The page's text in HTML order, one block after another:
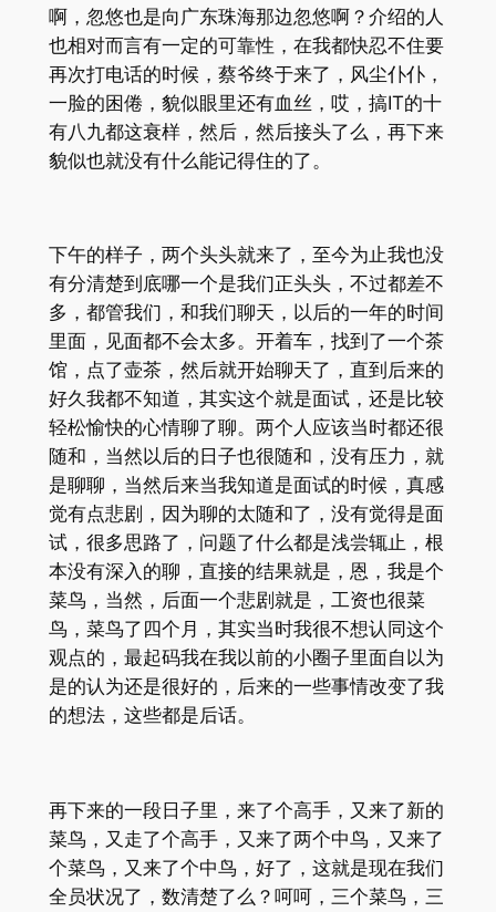
啊，忽悠也是向广东珠海那边忽悠啊？介绍的人
也相对而言有一定的可靠性，在我都快忍不住要
再次打电话的时候，蔡爷终于来了，风尘仆仆，
一脸的困倦，貌似眼里还有血丝，哎，搞IT的十
有八九都这衰样，然后，然后接头了么，再下来
貌似也就没有什么能记得住的了。
下午的样子，两个头头就来了，至今为止我也没
有分清楚到底哪一个是我们正头头，不过都差不
多，都管我们，和我们聊天，以后的一年的时间
里面，见面都不会太多。开着车，找到了一个茶
馆，点了壶茶，然后就开始聊天了，直到后来的
好久我都不知道，其实这个就是面试，还是比较
轻松愉快的心情聊了聊。两个人应该当时都还很
随和，当然以后的日子也很随和，没有压力，就
是聊聊，当然后来当我知道是面试的时候，真感
觉有点悲剧，因为聊的太随和了，没有觉得是面
试，很多思路了，问题了什么都是浅尝辄止，根
本没有深入的聊，直接的结果就是，恩，我是个
菜鸟，当然，后面一个悲剧就是，工资也很菜
鸟，菜鸟了四个月，其实当时我很不想认同这个
观点的，最起码我在我以前的小圈子里面自以为
是的认为还是很好的，后来的一些事情改变了我
的想法，这些都是后话。
再下来的一段日子里，来了个高手，又来了新的
菜鸟，又走了个高手，又来了两个中鸟，又来了
个菜鸟，又来了个中鸟，好了，这就是现在我们
全员状况了，数清楚了么？呵呵，三个菜鸟，三